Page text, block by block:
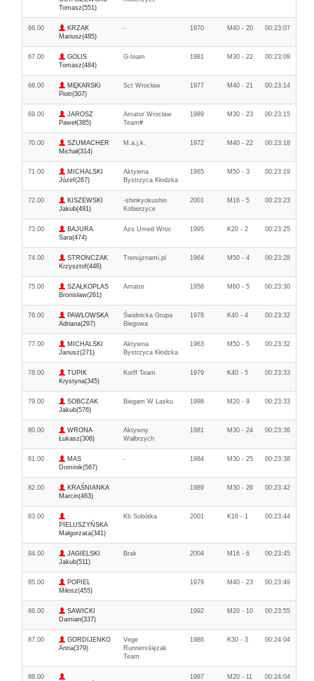
Tomasz(551)
66.00
KRZAK
Mariusz(485)
- 1970 M40 - 20 00:23:07
67.00
GOLIS
Tomasz(484)
G-team 1981 M30 - 22 00:23:09
68.00
MĘKARSKI
Piotr(307)
Sct Wrocław 1977 M40 - 21 00:23:14
69.00
JAROSZ
Paweł(385)
Amator Wrocław
Team#
1989 M30 - 23 00:23:15
70.00
SZUMACHER
Michał(314)
M.a.j.k. 1972 M40 - 22 00:23:18
71.00
MICHALSKI
Józef(267)
Aktywna
Bystrzyca Kłodzka
1965 M50 - 3 00:23:19
72.00
KISZEWSKI
Jakub(491)
-shinkyokushin
Kobierzyce
2001 M16 - 5 00:23:23
73.00
BAJURA
Sara(474)
Azs Umed Wroc 1995 K20 - 2 00:23:25
74.00
STRONCZAK
Krzysztof(446)
Trenujznami.pl 1964 M50 - 4 00:23:28
75.00
SZAŁKOPLAS
Bronisław(261)
Amator 1958 M60 - 5 00:23:30
76.00
PAWŁOWSKA
Adriana(297)
Świdnicka Grupa
Biegowa
1978 K40 - 4 00:23:32
77.00
MICHALSKI
Janusz(271)
Aktywna
Bystrzyca Kłodzka
1963 M50 - 5 00:23:32
78.00
TUPIK
Krystyna(345)
Korff Team 1979 K40 - 5 00:23:33
79.00
SOBCZAK
Jakub(576)
Biegam W Lasku 1998 M20 - 9 00:23:33
80.00
WRONA
Łukasz(306)
Aktywny
Wałbrzych
1981 M30 - 24 00:23:36
81.00
MAS
Dominik(567)
- 1984 M30 - 25 00:23:38
82.00
KRAŚNIANKA
Marcin(463)
1989 M30 - 26 00:23:42
83.00
PIELUSZYŃSKA
Małgorzata(341)
Kb Sobótka 2001 K16 - 1 00:23:44
84.00
JAGIELSKI
Jakub(511)
Brak 2004 M16 - 6 00:23:45
85.00
POPIEL
Miłosz(455)
1979 M40 - 23 00:23:49
86.00
SAWICKI
Damian(337)
1992 M20 - 10 00:23:55
87.00
GORDIJENKO
Anna(379)
Vege
Runnersślęzak
Team
1986 K30 - 3 00:24:04
88.00
1997 M20 - 11 00:24:04